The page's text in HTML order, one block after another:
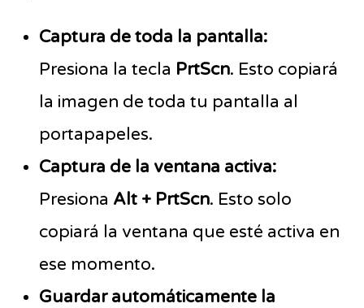
Captura de toda la pantalla:
Presiona la tecla PrtScn. Esto copiará
la imagen de toda tu pantalla al
portapapeles.
Captura de la ventana activa:
Presiona Alt + PrtScn. Esto solo
copiará la ventana que esté activa en
ese momento.
Guardar automáticamente la